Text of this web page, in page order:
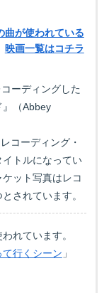
が使われている
映画一覧はコチラ
ーディングした
』（Abbey
コーディング・
トルになってい
ット写真はレコ
されています。
れています。
行くシーン 」